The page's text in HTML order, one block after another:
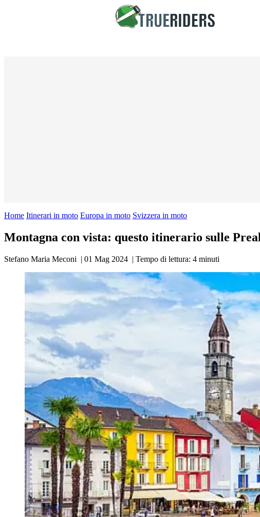
Home Itinerari in moto Europa in moto Svizzera in moto
Montagna con vista: questo itinerario sulle
Stefano Maria Meconi | 01 Mag 2024 | Tempo di lettura: 4 minuti